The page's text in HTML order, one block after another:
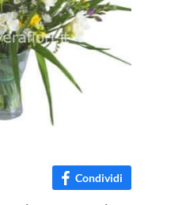
Condividi